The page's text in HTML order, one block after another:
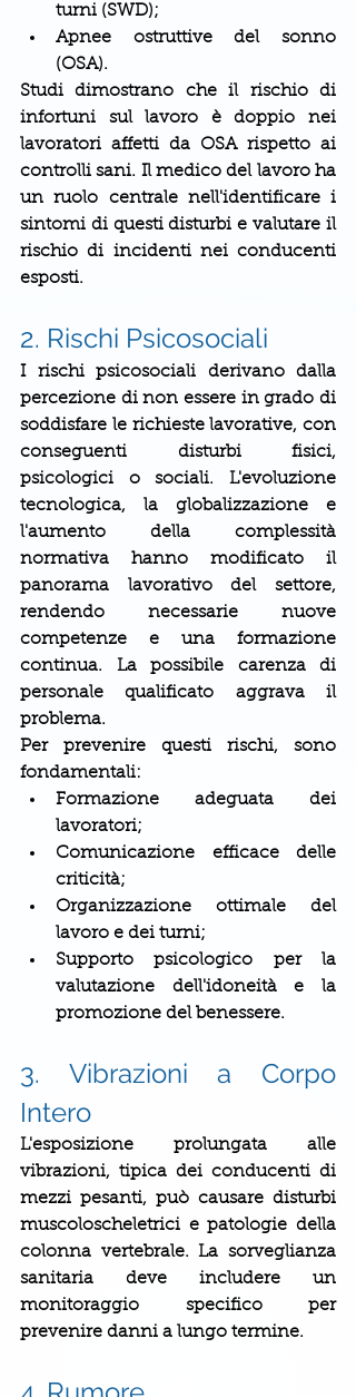
turni (SWD);
Apnee ostruttive del sonno
(OSA).
Studi dimostrano che il rischio di
infortuni sul lavoro è doppio nei
lavoratori affetti da OSA rispetto ai
controlli sani. Il medico del lavoro ha
un ruolo centrale nell'identificare i
sintomi di questi disturbi e valutare il
rischio di incidenti nei conducenti
esposti.
2. Rischi Psicosociali
I rischi psicosociali derivano dalla
percezione di non essere in grado di
soddisfare le richieste lavorative, con
conseguenti disturbi fisici,
psicologici o sociali. L'evoluzione
tecnologica, la globalizzazione e
l'aumento della complessità
normativa hanno modificato il
panorama lavorativo del settore,
rendendo necessarie nuove
competenze e una formazione
continua. La possibile carenza di
personale qualificato aggrava il
problema.
Per prevenire questi rischi, sono
fondamentali:
Formazione adeguata dei
lavoratori;
Comunicazione efficace delle
criticità;
Organizzazione ottimale del
lavoro e dei turni;
Supporto psicologico per la
valutazione dell'idoneità e la
promozione del benessere.
3. Vibrazioni a Corpo
Intero
L'esposizione prolungata alle
vibrazioni, tipica dei conducenti di
mezzi pesanti, può causare disturbi
muscoloscheletrici e patologie della
colonna vertebrale. La sorveglianza
sanitaria deve includere un
monitoraggio specifico per
prevenire danni a lungo termine.